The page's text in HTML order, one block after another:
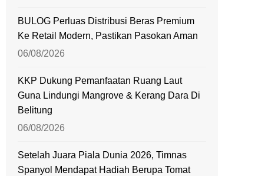
BULOG Perluas Distribusi Beras Premium
Ke Retail Modern, Pastikan Pasokan Aman
06/08/2026
KKP Dukung Pemanfaatan Ruang Laut
Guna Lindungi Mangrove & Kerang Dara Di
Belitung
06/08/2026
Setelah Juara Piala Dunia 2026, Timnas
Spanyol Mendapat Hadiah Berupa Tomat